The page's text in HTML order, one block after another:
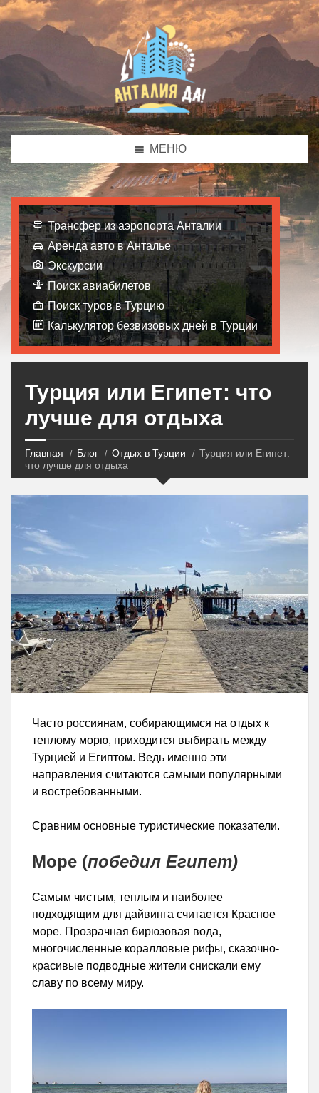
МЕНЮ
Трансфер из аэропорта Анталии
Аренда авто в Анталье
Экскурсии
Поиск авиабилетов
Поиск туров в Турцию
Калькулятор безвизовых дней в Турции
Турция или Египет: что
лучше для отдыха
Главная Блог Отдых в Турции
Турция или Египет:
что лучше для отдыха
Часто россиянам, собирающимся на отдых к
теплому морю, приходится выбирать между
Турцией и Египтом. Ведь именно эти
направления считаются самыми популярными
и востребованными.
Сравним основные туристические показатели.
Море (победил Египет)
Самым чистым, теплым и наиболее
подходящим для дайвинга считается Красное
море. Прозрачная бирюзовая вода,
многочисленные коралловые рифы, сказочно-
красивые подводные жители снискали ему
славу по всему миру.